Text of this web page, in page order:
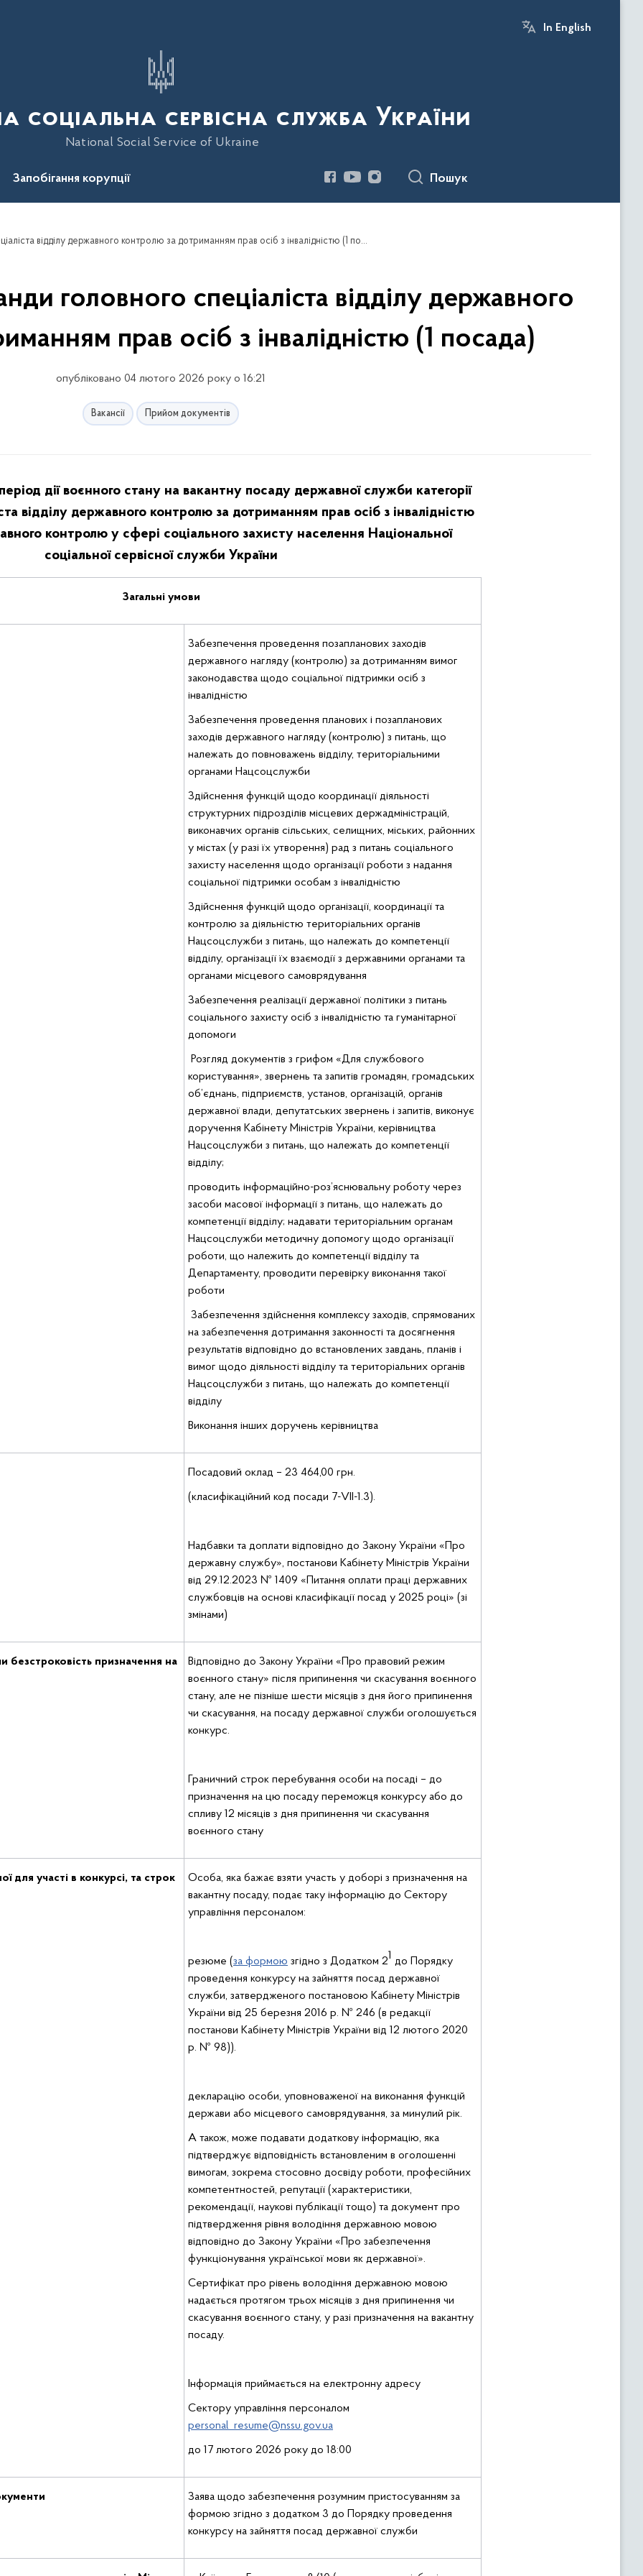
In English
соціальна сервісна служба України
National Social Service of Ukraine
Запобігання корупції Пошук
Запрошуємо до команди головного спеціаліста відділу державного контролю за дотриманням прав осіб з інвалідністю (1 посада)
головного спеціаліста відділу державного
прав осіб з інвалідністю (1 посада)
опубліковано 04 лютого 2026 року о 16:21
Вакансії Прийом документів
дії воєнного стану на вакантну посаду державної служби категорії
відділу державного контролю за дотриманням прав осіб з інвалідністю
контролю у сфері соціального захисту населення Національної
соціальної сервісної служби України
Загальні умови
Забезпечення проведення позапланових заходів
державного нагляду (контролю) за дотриманням вимог
законодавства щодо соціальної підтримки осіб з
інвалідністю
Забезпечення проведення планових і позапланових
заходів державного нагляду (контролю) з питань, що
належать до повноважень відділу, територіальними
органами Нацсоцслужби
Здійснення функцій щодо координації діяльності
структурних підрозділів місцевих держадміністрацій,
виконавчих органів сільських, селищних, міських, районних
у містах (у разі їх утворення) рад з питань соціального
захисту населення щодо організації роботи з надання
соціальної підтримки особам з інвалідністю
Здійснення функцій щодо організації, координації та
контролю за діяльністю територіальних органів
Нацсоцслужби з питань, що належать до компетенції
відділу, організації їх взаємодії з державними органами та
органами місцевого самоврядування
Забезпечення реалізації державної політики з питань
соціального захисту осіб з інвалідністю та гуманітарної
допомоги
Розгляд документів з грифом «Для службового
користування», звернень та запитів громадян, громадських
об’єднань, підприємств, установ, організацій, органів
державної влади, депутатських звернень і запитів, виконує
доручення Кабінету Міністрів України, керівництва
Нацсоцслужби з питань, що належать до компетенції
відділу;
проводить інформаційно-роз’яснювальну роботу через
засоби масової інформації з питань, що належать до
компетенції відділу; надавати територіальним органам
Нацсоцслужби методичну допомогу щодо організації
роботи, що належить до компетенції відділу та
Департаменту, проводити перевірку виконання такої
роботи
Забезпечення здійснення комплексу заходів, спрямованих
на забезпечення дотримання законності та досягнення
результатів відповідно до встановлених завдань, планів і
вимог щодо діяльності відділу та територіальних органів
Нацсоцслужби з питань, що належать до компетенції
відділу
Виконання інших доручень керівництва
Посадовий оклад – 23 464,00 грн.
(класифікаційний код посади 7-VІІ-1.3).
Надбавки та доплати відповідно до Закону України «Про
державну службу», постанови Кабінету Міністрів України
від 29.12.2023 № 1409 «Питання оплати праці державних
службовців на основі класифікації посад у 2025 році» (зі
змінами)
безстроковість призначення на
Відповідно до Закону України «Про правовий режим
воєнного стану» після припинення чи скасування воєнного
стану, але не пізніше шести місяців з дня його припинення
чи скасування, на посаду державної служби оголошується
конкурс.
Граничний строк перебування особи на посаді – до
призначення на цю посаду переможця конкурсу або до
спливу 12 місяців з дня припинення чи скасування
воєнного стану
для участі в конкурсі, та строк
Особа, яка бажає взяти участь у доборі з призначення на
вакантну посаду, подає таку інформацію до Сектору
управління персоналом:
резюме (за формою згідно з Додатком 21 до Порядку
проведення конкурсу на зайняття посад державної
служби, затвердженого постановою Кабінету Міністрів
України від 25 березня 2016 р. № 246 (в редакції
постанови Кабінету Міністрів України від 12 лютого 2020
р. № 98)).
декларацію особи, уповноваженої на виконання функцій
держави або місцевого самоврядування, за минулий рік.
А також, може подавати додаткову інформацію, яка
підтверджує відповідність встановленим в оголошенні
вимогам, зокрема стосовно досвіду роботи, професійних
компетентностей, репутації (характеристики,
рекомендації, наукові публікації тощо) та документ про
підтвердження рівня володіння державною мовою
відповідно до Закону України «Про забезпечення
функціонування української мови як державної».
Сертифікат про рівень володіння державною мовою
надається протягом трьох місяців з дня припинення чи
скасування воєнного стану, у разі призначення на вакантну
посаду.
Інформація приймається на електронну адресу
Сектору управління персоналом
personal_resume@nssu.gov.ua
до 17 лютого 2026 року до 18:00
Заява щодо забезпечення розумним пристосуванням за
формою згідно з додатком 3 до Порядку проведення
конкурсу на зайняття посад державної служби